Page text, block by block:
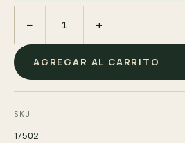
− +
AGREGAR AL CARRITO
SKU
17502